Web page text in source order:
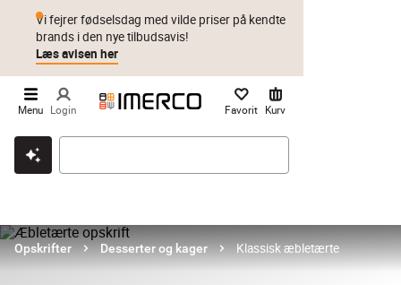
Klik & hent Byt i 1 år Prismatch
Vi fejrer fødselsdag med vilde priser på kendte
brands i den nye tilbudsavis!
Læs avisen her
Menu Login Favorit Kurv
Opskrifter Desserter og kager Klassisk æbletærte